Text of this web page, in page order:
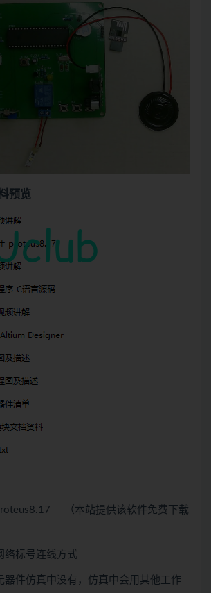
预览
（本站提供该软件免费下载
络标号连线方式
器件仿真中没有，仿真中会用 其他 工作